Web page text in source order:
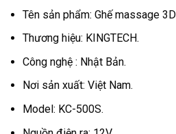
Tên sản phẩm: Ghế massage
Thương hiệu: KINGTECH.
Công nghệ : Nhật Bản.
Nơi sản xuất: Việt Nam.
Model: KC-500S.